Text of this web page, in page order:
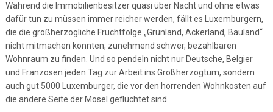
Während die Immobilienbesitzer quasi über Nacht und ohne etwas
dafür tun zu müssen immer reicher werden, fällt es Luxemburgern,
die die großherzogliche Fruchtfolge „Grünland, Ackerland, Bauland“
nicht mitmachen konnten, zunehmend schwer, bezahlbaren
Wohnraum zu finden. Und so pendeln nicht nur Deutsche, Belgier
und Franzosen jeden Tag zur Arbeit ins Großherzogtum, sondern
auch gut 5000 Luxemburger, die vor den horrenden Wohnkosten auf
die andere Seite der Mosel geflüchtet sind.